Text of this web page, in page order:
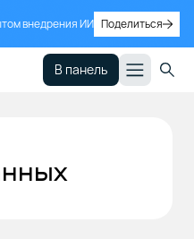
внедрения ИИ Поделиться
В панель